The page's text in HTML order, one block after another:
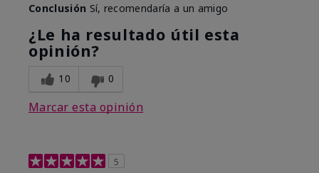
Conclusión Sí, recomendaría a un amigo
¿Le ha resultado útil esta
opinión?
10 0
Marcar esta opinión
5